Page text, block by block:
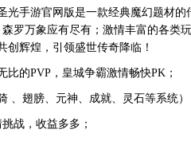
光手游官网版是一款经典魔幻题材
森罗万象应有尽有；激情丰富的各类
创辉煌，引领盛世传奇降临！
比的PVP，皇城争霸激情畅快PK；
、翅膀、元神、成就、灵石等系统
战，收益多多；